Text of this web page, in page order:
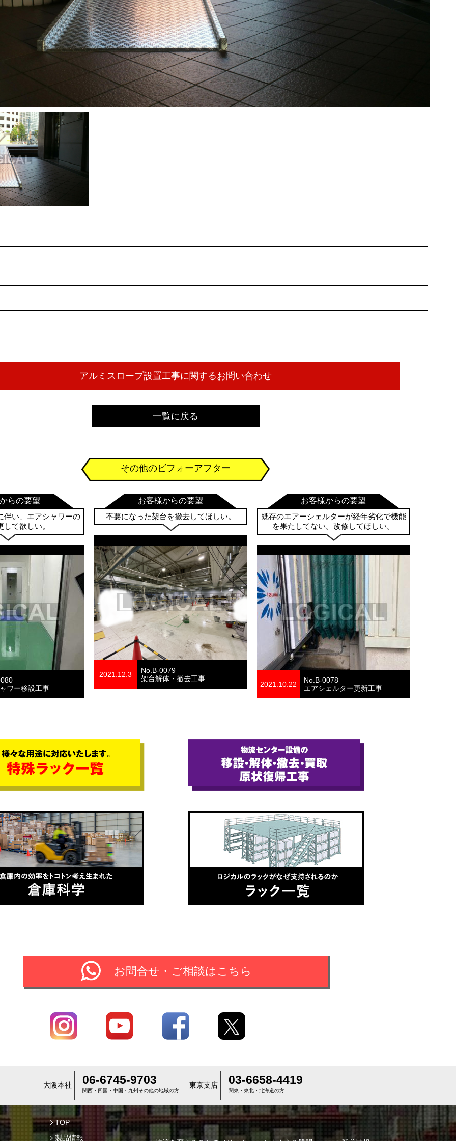
一覧に戻る
その他のビフォーアフター
らの要望
伴い、エアシャワーの
て欲しい。
ワー移設工事
お客様からの要望
不要になった架台を撤去してほしい。
2021.12.3
No.B-0079
架台解体・撤去工事
お客様からの要望
既存のエアーシェルターが経年劣化で機能
を果たしてない。改修してほしい。
2021.10.22
No.B-0078
エアシェルター更新工事
お問合せ・ご相談はこちら
大阪本社 06-6745-9703
関西・四国・中国・九州その他の地域の方
東京支店 03-6658-4419
関東・東北・北海道の方
TOP
製品情報